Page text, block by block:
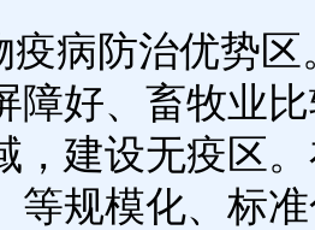
病防治优势区
障好、畜牧业
，建设无疫区
等规模化、标